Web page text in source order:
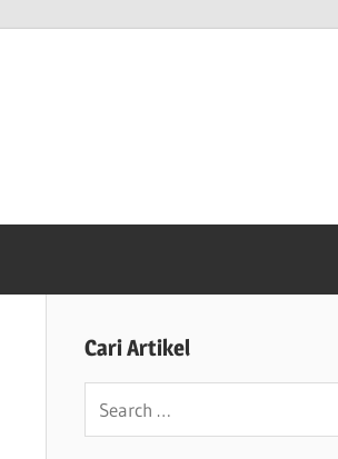
Cari Artikel